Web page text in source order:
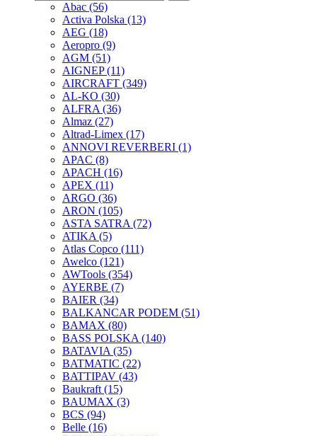
Abac (56)
Activa Polska (13)
AEG (18)
Aeropro (9)
AGM (51)
AIGNEP(11)
AIRCRAFT (349)
AL-KO (30)
ALFRA (36)
Almaz (27)
Altrad-Limex (17)
ANNOVI REVERBERI (1)
APAC (8)
APACH (16)
APEX (11)
ARGO (36)
ARON (105)
ASTA SATRA (72)
ATIKA (5)
Atlas Copco (111)
Awelco (121)
AWTools (354)
AYERBE (7)
BAIER (34)
BALKANCAR PODEM (51)
BAMAX (80)
BASS POLSKA (140)
BATAVIA (35)
BATMATIC (22)
BATTIPAV (43)
Baukraft (15)
BAUMAX (3)
BCS (94)
Belle (16)